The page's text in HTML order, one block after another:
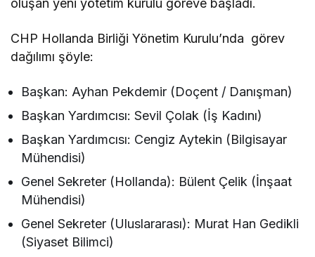
oluşan yeni yötetim kurulu göreve başladı.
CHP Hollanda Birliği Yönetim Kurulu’nda görev
dağılımı şöyle:
Başkan: Ayhan Pekdemir (Doçent / Danışman)
Başkan Yardımcısı: Sevil Çolak (İş Kadını)
Başkan Yardımcısı: Cengiz Aytekin (Bilgisayar
Mühendisi)
Genel Sekreter (Hollanda): Bülent Çelik (İnşaat
Mühendisi)
Genel Sekreter (Uluslararası): Murat Han Gedikli
(Siyaset Bilimci)